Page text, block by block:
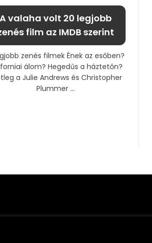
A valaha volt 20 legjobb
film az IMDB szerint
zenés filmek Ének az esőben?
álom? Hegedűs a háztetőn?
a Julie Andrews és Christopher
Plummer ...